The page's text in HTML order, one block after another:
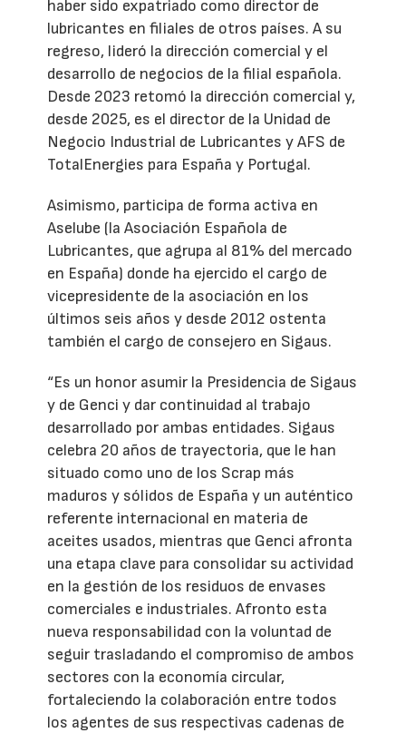
haber sido expatriado como director de
lubricantes en filiales de otros países. A su
regreso, lideró la dirección comercial y el
desarrollo de negocios de la filial española.
Desde 2023 retomó la dirección comercial y,
desde 2025, es el director de la Unidad de
Negocio Industrial de Lubricantes y AFS de
TotalEnergies para España y Portugal.
Asimismo, participa de forma activa en
Aselube (la Asociación Española de
Lubricantes, que agrupa al 81% del mercado
en España) donde ha ejercido el cargo de
vicepresidente de la asociación en los
últimos seis años y desde 2012 ostenta
también el cargo de consejero en Sigaus.
“Es un honor asumir la Presidencia de Sigaus
y de Genci y dar continuidad al trabajo
desarrollado por ambas entidades. Sigaus
celebra 20 años de trayectoria, que le han
situado como uno de los Scrap más
maduros y sólidos de España y un auténtico
referente internacional en materia de
aceites usados, mientras que Genci afronta
una etapa clave para consolidar su actividad
en la gestión de los residuos de envases
comerciales e industriales. Afronto esta
nueva responsabilidad con la voluntad de
seguir trasladando el compromiso de ambos
sectores con la economía circular,
fortaleciendo la colaboración entre todos
los agentes de sus respectivas cadenas de